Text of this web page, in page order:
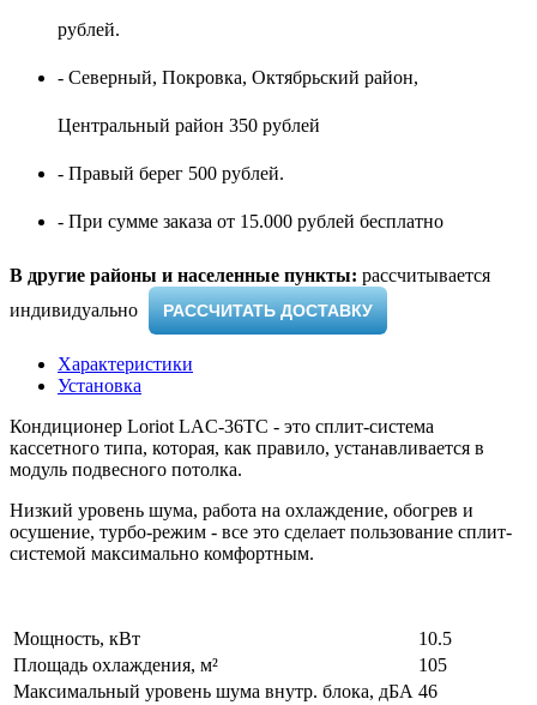
рублей.
- Северный, Покровка, Октябрьский район,
Центральный район 350 рублей
- Правый берег 500 рублей.
- При сумме заказа от 15.000 рублей бесплатно
В другие районы и населенные пункты: рассчитывается
индивидуально ​
РАССЧИТАТЬ ДОСТАВКУ
Характеристики
Установка
Кондиционер Loriot LAC-36TC - это сплит-система
кассетного типа, которая, как правило, устанавливается в
модуль подвесного потолка.
Низкий уровень шума, работа на охлаждение, обогрев и
осушение, турбо-режим - все это сделает пользование сплит-
системой максимально комфортным.
Мощность, кВт
10.5
Площадь охлаждения, м²
105
Максимальный уровень шума внутр. блока, дБА 46